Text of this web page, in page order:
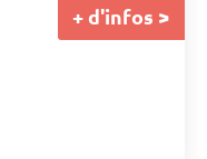
+ d'infos >